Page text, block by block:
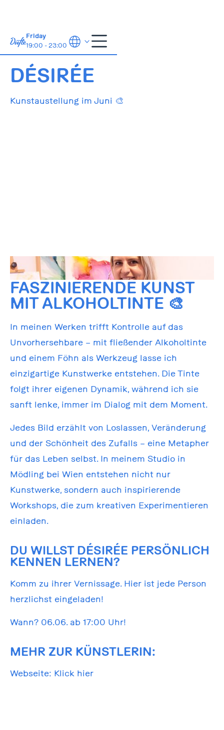
Friday
19:00 - 23:00
01.06.-30.06.
DÉSIRÉE
Kunstaustellung im Juni 🎨
FASZINIERENDE KUNST
MIT ALKOHOLTINTE 🎨
In meinen Werken trifft Kontrolle auf das
Unvorhersehbare – mit fließender Alkoholtinte
und einem Föhn als Werkzeug lasse ich
einzigartige Kunstwerke entstehen. Die Tinte
folgt ihrer eigenen Dynamik, während ich sie
sanft lenke, immer im Dialog mit dem Moment.
Jedes Bild erzählt von Loslassen, Veränderung
und der Schönheit des Zufalls – eine Metapher
für das Leben selbst. In meinem Studio in
Mödling bei Wien entstehen nicht nur
Kunstwerke, sondern auch inspirierende
Workshops, die zum kreativen Experimentieren
einladen.
DU WILLST DÉSIRÉE PERSÖNLICH
KENNEN LERNEN?
Komm zu ihrer Vernissage. Hier ist jede Person
herzlichst eingeladen!
Wann? 06.06. ab 17:00 Uhr!
MEHR ZUR KÜNSTLERIN:
Webseite: Klick hier